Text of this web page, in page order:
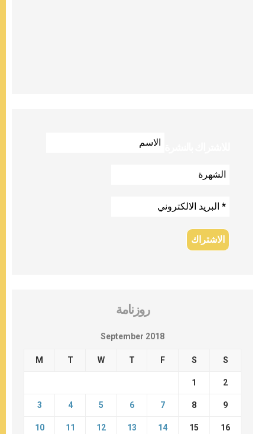
روزنامة
September 2018
M T W T F S S
1 2
3 4 5 6 7 8 9
10 11 12 13 14 15 16